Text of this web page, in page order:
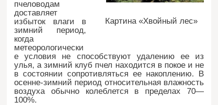
Картина «Хвойный лес»
пчеловодам
доставляет
избыток влаги в
зимний период,
когда
метеорологически
е условия не способствуют удалению ее из
улья, а зимний клуб пчел находится в покое и не
в состоянии сопротивляться ее накоплению. В
осенне-зимний период относительная влажность
воздуха обычно колеблется в пределах 70—
100%.